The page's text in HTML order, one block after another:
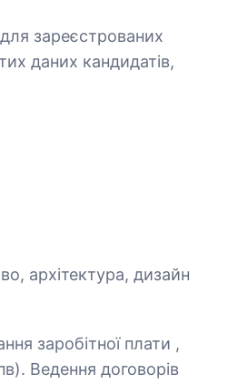
зареєстрованих
даних кандидатів,
архітектура, дизайн
заробітної плати ,
Ведення договорів